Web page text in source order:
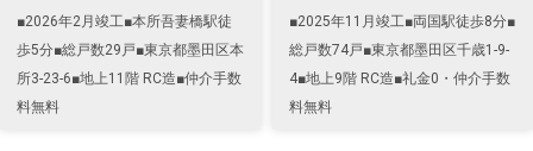
■2026年2月竣工■本所吾妻橋駅徒
歩5分■総戸数29戸■東京都墨田区本
所3-23-6■地上11階 RC造■仲介手数
料無料
■2025年11月竣工■両国駅徒歩8分■
総戸数74戸■東京都墨田区千歳1-9-
4■地上9階 RC造■礼金0・仲介手数
料無料